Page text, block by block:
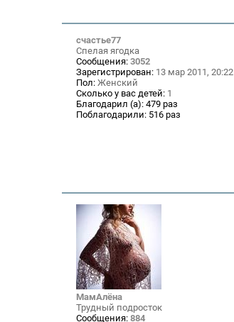
счастье77
Спелая ягодка
Сообщения: 3052
Зарегистрирован: 13 мар 2011, 20:22
Пол: Женский
Сколько у вас детей: 1
Благодарил (а): 479 раз
Поблагодарили: 516 раз
МамАлёна
Трудный подросток
Сообщения: 884